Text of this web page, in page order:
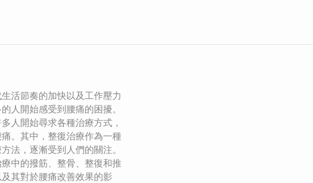
活節奏的加快以及工作壓力
人開始感受到腰痛的困擾。
人開始尋求各種治療方式，
。其中，整復治療作為一種
法，逐漸受到人們的關注。
中的撥筋、整骨、整復和推
其對於腰痛改善效果的影